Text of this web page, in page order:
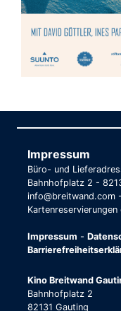
Impressum
Büro- und
Bahnhofplatz 2 -
info@breitwand.com
Impressum -
Kino Breitwand
Bahnhofplatz 2
82131 Gauting